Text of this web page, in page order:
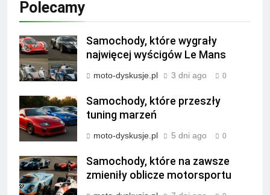
Polecamy
Samochody, które wygrały
najwięcej wyścigów Le Mans
moto-dyskusje.pl 3 dni ago 0
Samochody, które przeszły
tuning marzeń
moto-dyskusje.pl 5 dni ago 0
Samochody, które na zawsze
zmieniły oblicze motorsportu